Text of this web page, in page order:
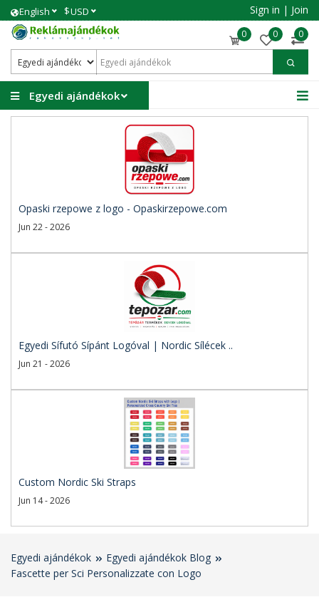
English $USD Sign in | Join
0 0 0
Egyedi ajándékok
Opaski rzepowe z logo - Opaskirzepowe.com
Jun 22 - 2026
Egyedi Sífutó Sípánt Logóval | Nordic Sílécek ..
Jun 21 - 2026
Custom Nordic Ski Straps
Jun 14 - 2026
Egyedi ajándékok
Egyedi ajándékok Blog
Fascette per Sci Personalizzate con Logo